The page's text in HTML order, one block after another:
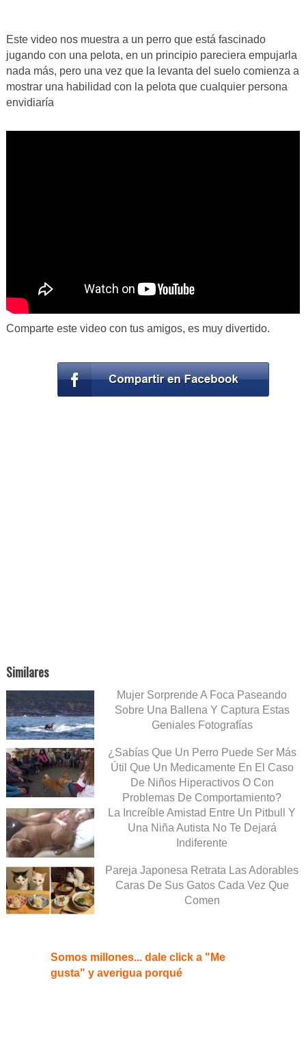
Este video nos muestra a un perro que está fascinado
jugando con una pelota, en un principio pareciera empujarla
nada más, pero una vez que la levanta del suelo comienza a
mostrar una habilidad con la pelota que cualquier persona
envidiaría
Comparte este video con tus amigos, es muy divertido.
Similares
Mujer Sorprende A Foca Paseando
Sobre Una Ballena Y Captura Estas
Geniales Fotografías
¿Sabías Que Un Perro Puede Ser Más
Útil Que Un Medicamente En El Caso
De Niños Hiperactivos O Con
Problemas De Comportamiento?
La Increíble Amistad Entre Un Pitbull Y
Una Niña Autista No Te Dejará
Indiferente
Pareja Japonesa Retrata Las Adorables
Caras De Sus Gatos Cada Vez Que
Comen
Somos millones... dale click a "Me
gusta" y averigua porqué